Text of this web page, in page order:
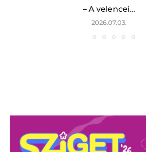
– A velencei...
2026.07.03.